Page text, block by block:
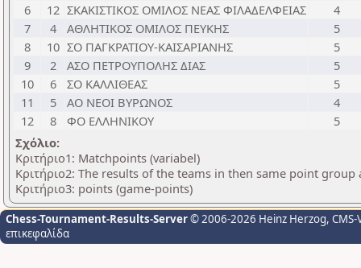
6
12 ΣΚΑΚΙΣΤΙΚΟΣ ΟΜΙΛΟΣ ΝΕΑΣ ΦΙΛΑΔΕΛΦΕΙΑΣ
4
7
4 ΑΘΛΗΤΙΚΟΣ ΟΜΙΛΟΣ ΠΕΥΚΗΣ
5
8
10 ΣΟ ΠΑΓΚΡΑΤΙΟΥ-ΚΑΙΣΑΡΙΑΝΗΣ
5
9
2 ΑΣΟ ΠΕΤΡΟΥΠΟΛΗΣ ΔΙΑΣ
5
10
6 ΣΟ ΚΑΛΛΙΘΕΑΣ
5
11
5 ΑΟ ΝΕΟΙ ΒΥΡΩΝΟΣ
4
12
8 ΦΟ ΕΛΛΗΝΙΚΟΥ
5
Σχόλιο:
Κριτήριο1: Matchpoints (variabel)
Κριτήριο2: The results of the teams in then same point
Κριτήριο3: points (game-points)
Chess-Tournament-Results-Server© 2006-2026 Heinz Herzog,
επικεφαλίδα